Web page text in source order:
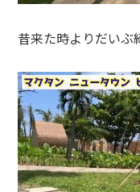
昔来た時よりだいぶ